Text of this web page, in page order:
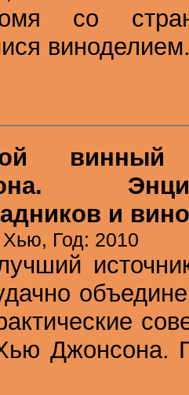
со
винный
и
Год: 2010
Джонсона.